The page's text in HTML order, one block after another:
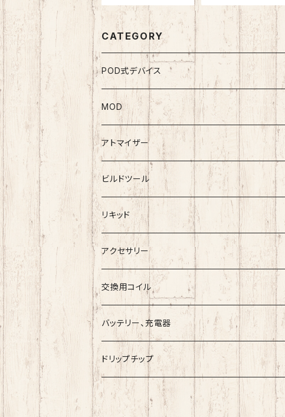
CATEGORY
POD式デバイス
MOD
テクニカルMOD
メカニカルMOD
アトマイザー
RDA
BlackRose
RTA
ArcanaMods/PIPELINE
Umbrella Mods
Holy Atty
Ambition Mods
RDTA
Freak
クリアロマイザー
ビルドツール
ワイヤー
コットン
ツール
リキッド
Vape Sapporoー道産子リキッドー
ESC
国産リキッド
MKVAPE
BaksLiquidLab
海外産リキッド
Bandito Juice
アクセサリー
交換用コイル
バッテリー、充電器
ドリップチップ